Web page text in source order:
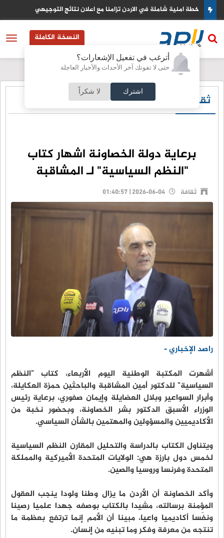
أترغب في تفعيل الإشعارات؟
حتى لا تفوتك آخر الأحداث والأخبار العاجلة
اشترك لا شكراً
مجلس الوزراء يقر تعديلات قانونية وأنظمة جديدة لتطوير الأداء الحكومي
والخدمات
النسخة الكاملة
ثقافة
برعاية دولة الخصاونة اشهار كتاب
"النظم السياسية" لـ المشاقبة
ثقافة
راصد الإخباري -
أشهرت المكتبة الوطنية اليوم الأربعاء، كتاب "النظم
السياسية" للدكتور أمين المشاقبة والباحثين حمزة العكايلة،
وأبرار السواعير وبلال العضايلة وإيمان صفوري، برعاية رئيس
الوزراء الأسبق الدكتور بشر الخصاونة، وبحضور نخبة من
الأكاديميين والمسؤولين والمهتمين بالشأن السياسي.
ويتناول الكتاب بالدراسة والتحليل المقارن النظم السياسية
لخمس دول بارزة هي: الولايات المتحدة الأميركية والمملكة
المتحدة وفرنسا وروسيا والصين.
وأكد الخصاونة أن الأردن ما يزال وطنا ولودا ينجب العقول
المؤمنة برسالته، مشيدا بالكتاب بوصفه جهدا علميا رصينا
ونفَسا أكاديميا واعيا، مبينا أن الأمم إنما ترتفع بعظمة ما
تنتجه من معرفة وفكر وما تبنيه من إنسان.